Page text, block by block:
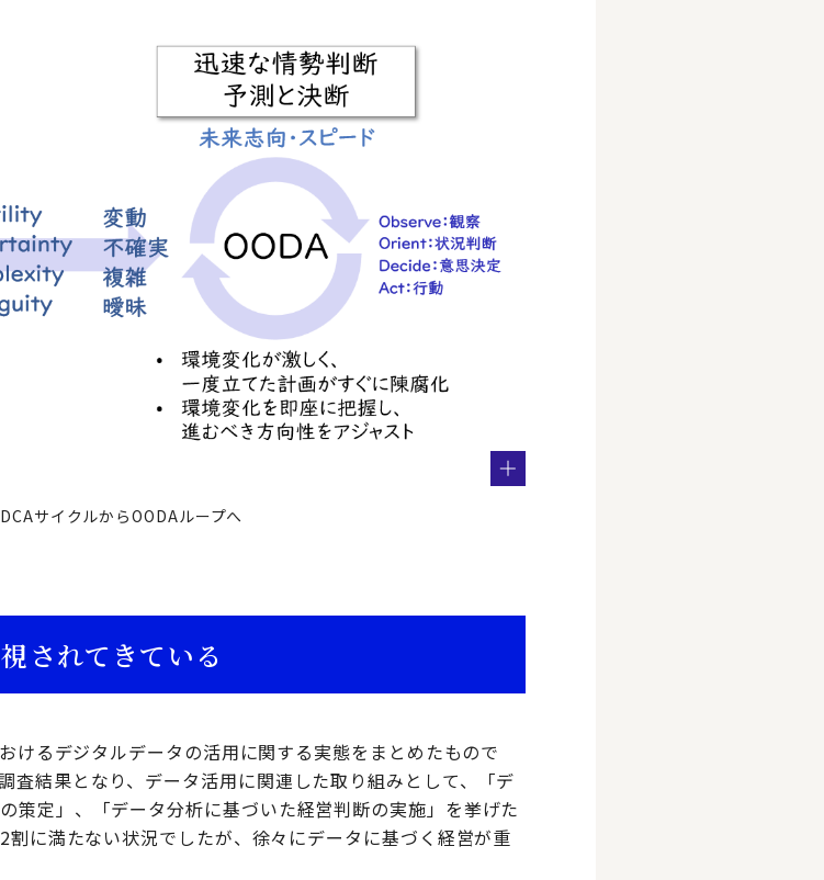
サイクルからOODAループへ
されてきている
けるデジタルデータの活用に関する実態をまとめたもので
査結果となり、データ活用に関連した取り組みとして、「デ
策定」、「データ分析に基づいた経営判断の実施」を挙げた
に満たない状況でしたが、徐々にデータに基づく経営が重